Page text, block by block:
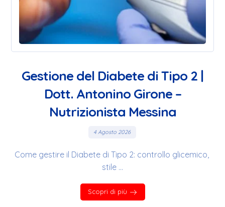
Gestione del Diabete di Tipo 2 |
Dott. Antonino Girone –
Nutrizionista Messina
4 Agosto 2026
Come gestire il Diabete di Tipo 2: controllo glicemico,
stile ...
Scopri di più